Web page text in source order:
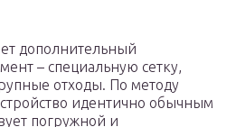
дополнительный
– специальную сетку,
отходы. По методу
идентично обычным
погружной и